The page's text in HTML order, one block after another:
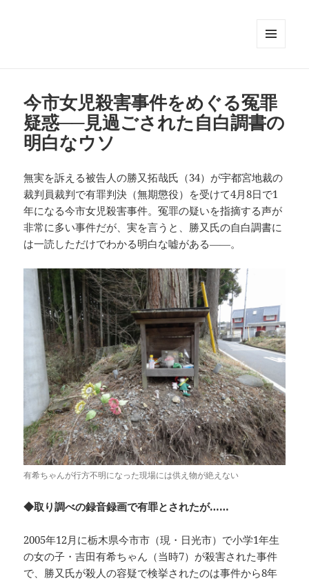
ット
今市女児殺害事件をめぐる冤罪
疑惑──見過ごされた自白調書の
明白なウソ
無実を訴える被告人の勝又拓哉氏（34）が宇都宮地裁の
裁判員裁判で有罪判決（無期懲役）を受けて4月8日で1
年になる今市女児殺害事件。冤罪の疑いを指摘する声が
非常に多い事件だが、実を言うと、勝又氏の自白調書に
は一読しただけでわかる明白な嘘がある――。
有希ちゃんが行方不明になった現場には供え物が絶えない
◆取り調べの録音録画で有罪とされたが……
2005年12月に栃木県今市市（現・日光市）で小学1年生
の女の子・吉田有希ちゃん（当時7）が殺害された事件
で、勝又氏が殺人の容疑で検挙されたのは事件から8年